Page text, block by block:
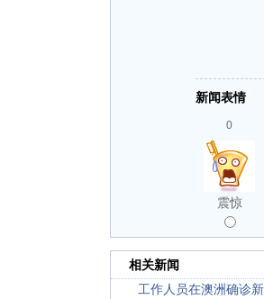
新闻表情
0
震惊
相关新闻
工作人员在澳洲确诊